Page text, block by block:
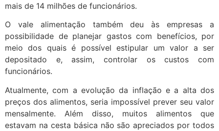
mais de 14 milhões de funcionários.
O vale alimentação também deu às empresas a
possibilidade de planejar gastos com benefícios, por
meio dos quais é possível estipular um valor a ser
depositado e, assim, controlar os custos com
funcionários.
Atualmente, com a evolução da inflação e a alta dos
preços dos alimentos, seria impossível prever seu valor
mensalmente. Além disso, muitos alimentos que
estavam na cesta básica não são apreciados por todos